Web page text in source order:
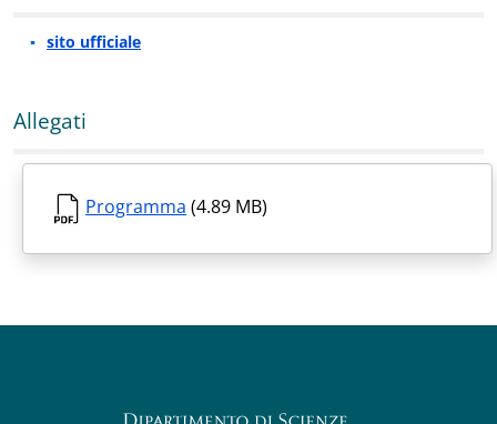
sito ufficiale
Allegati
Programma (4.89 MB)